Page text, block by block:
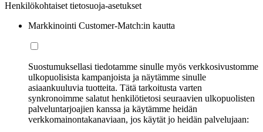
Henkilökohtaiset tietosuoja-asetukset
Markkinointi Customer-Match:in kautta
Suostumuksellasi tiedotamme sinulle myös verkkosivustomme
ulkopuolisista kampanjoista ja näytämme sinulle
asiaankuuluvia tuotteita. Tätä tarkoitusta varten
synkronoimme salatut henkilötietosi seuraavien ulkopuolisten
palveluntarjoajien kanssa ja käytämme heidän
verkkomainontakanaviaan, jos käytät jo heidän palvelujaan: